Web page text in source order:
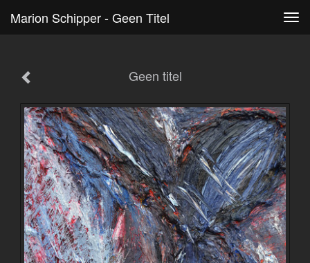
Marion Schipper - Geen Titel
Geen titel